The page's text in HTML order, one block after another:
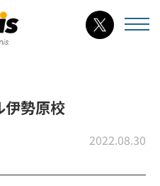
伊勢原校
2022.08.30